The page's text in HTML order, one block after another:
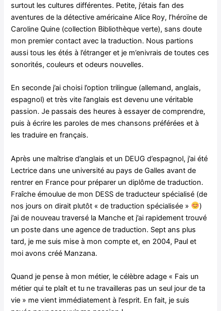
surtout les cultures différentes. Petite, j’étais fan des
aventures de la détective américaine Alice Roy, l’héroïne de
Caroline Quine (collection Bibliothèque verte), sans doute
mon premier contact avec la traduction. Nous partions
aussi tous les étés à l’étranger et je m’enivrais de toutes ces
sonorités, couleurs et odeurs nouvelles.
En seconde j’ai choisi l’option trilingue (allemand, anglais,
espagnol) et très vite l’anglais est devenu une véritable
passion. Je passais des heures à essayer de comprendre,
puis à écrire les paroles de mes chansons préférées et à
les traduire en français.
Après une maîtrise d’anglais et un DEUG d’espagnol, j’ai été
Lectrice dans une université au pays de Galles avant de
rentrer en France pour préparer un diplôme de traduction.
Fraîche émoulue de mon DESS de traducteur spécialisé (de
nos jours on dirait plutôt « de traduction spécialisée »
)
j’ai de nouveau traversé la Manche et j’ai rapidement trouvé
un poste dans une agence de traduction. Sept ans plus
tard, je me suis mise à mon compte et, en 2004, Paul et
moi avons créé Manzana.
Quand je pense à mon métier, le célèbre adage « Fais un
métier qui te plaît et tu ne travailleras pas un seul jour de ta
vie » me vient immédiatement à l’esprit. En fait, je suis